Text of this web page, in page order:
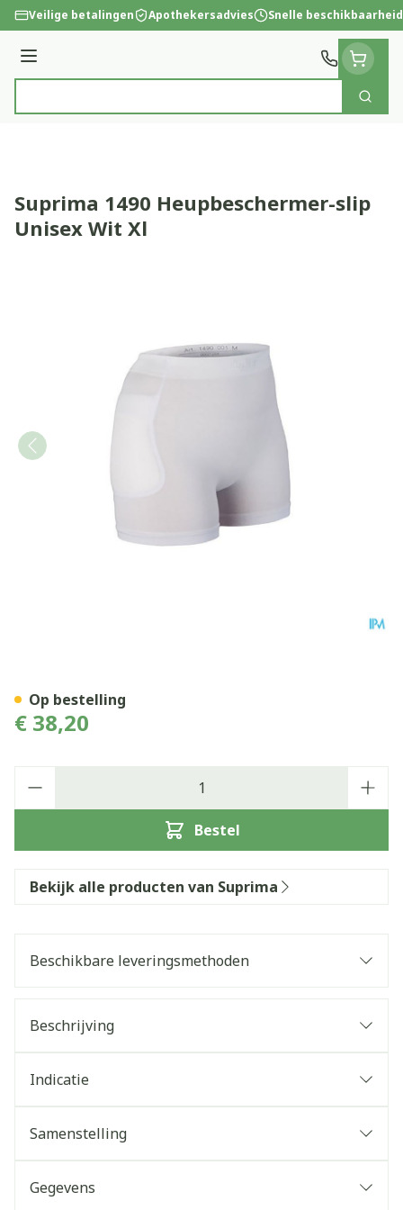
Ga naar de inhoud
Veilige betalingen Apothekersadvies Snelle beschikbaarheid
Menu
Zoek
Suprima 1490 Heupbeschermer-slip
Unisex Wit Xl
€ 38,20
Bestel
Op bestelling
Bekijk alle producten van Suprima
Beschikbare leveringsmethoden
Beschrijving
Indicatie
Samenstelling
Gegevens